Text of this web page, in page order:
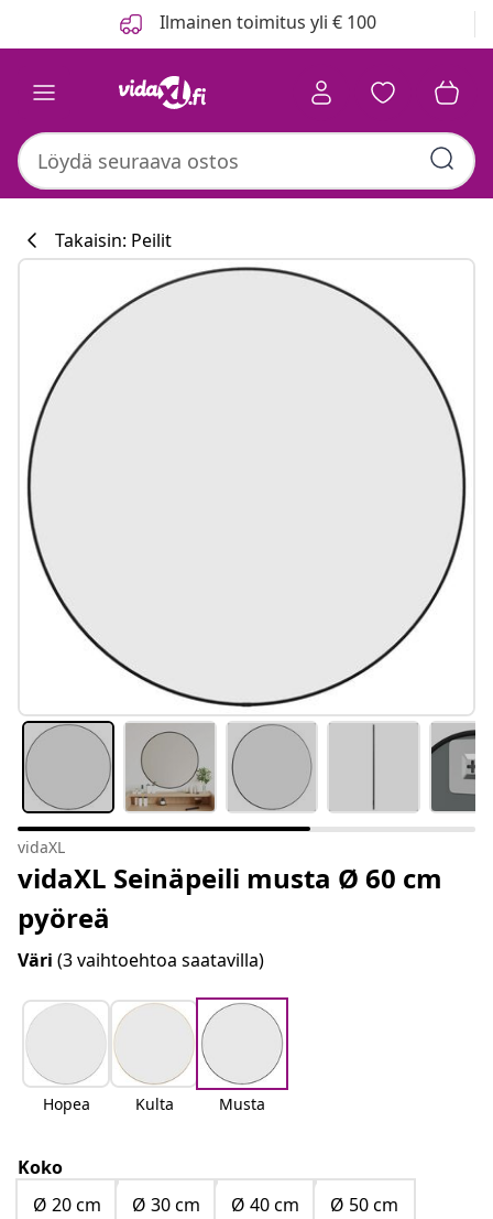
Ilmainen toimitus yli € 100
Takaisin: Peilit
vidaXL
vidaXL Seinäpeili musta Ø 60 cm
pyöreä
Väri (3 vaihtoehtoa saatavilla)
Hopea Kulta Musta
Koko
Ø 20 cm
Ø 30 cm Ø 40 cm
Ø 50 cm